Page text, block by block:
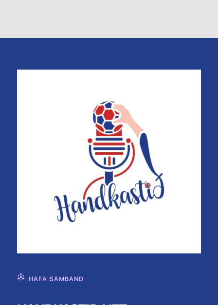
HAFA SAMBAND